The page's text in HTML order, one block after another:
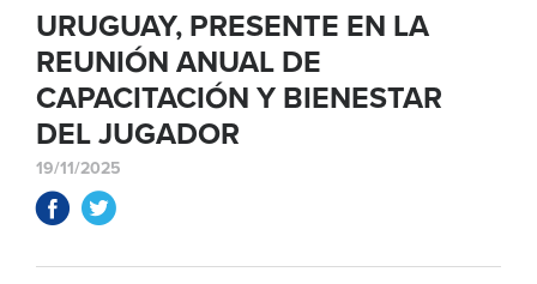
URUGUAY, PRESENTE EN LA
REUNIÓN ANUAL DE
CAPACITACIÓN Y BIENESTAR
DEL JUGADOR
19/11/2025